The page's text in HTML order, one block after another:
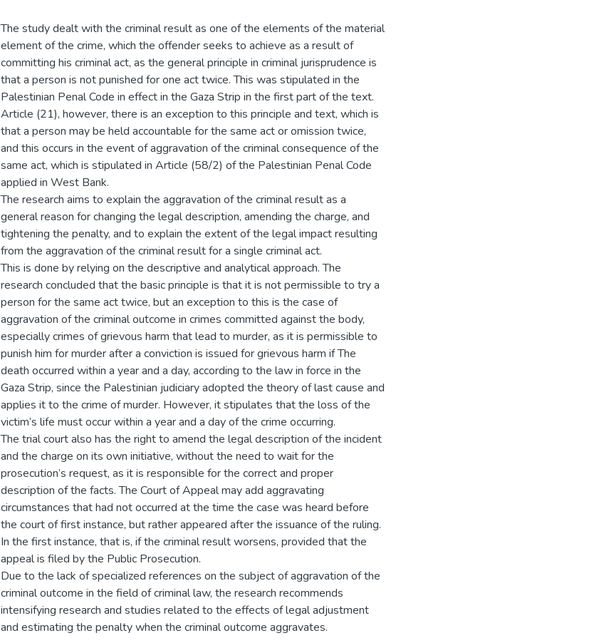
The study dealt with the criminal result as one of the elements of the material
element of the crime, which the offender seeks to achieve as a result of
committing his criminal act, as the general principle in criminal jurisprudence is
that a person is not punished for one act twice. This was stipulated in the
Palestinian Penal Code in effect in the Gaza Strip in the first part of the text.
Article (21), however, there is an exception to this principle and text, which is
that a person may be held accountable for the same act or omission twice,
and this occurs in the event of aggravation of the criminal consequence of the
same act, which is stipulated in Article (58/2) of the Palestinian Penal Code
applied in West Bank.
The research aims to explain the aggravation of the criminal result as a
general reason for changing the legal description, amending the charge, and
tightening the penalty, and to explain the extent of the legal impact resulting
from the aggravation of the criminal result for a single criminal act.
This is done by relying on the descriptive and analytical approach. The
research concluded that the basic principle is that it is not permissible to try a
person for the same act twice, but an exception to this is the case of
aggravation of the criminal outcome in crimes committed against the body,
especially crimes of grievous harm that lead to murder, as it is permissible to
punish him for murder after a conviction is issued for grievous harm if The
death occurred within a year and a day, according to the law in force in the
Gaza Strip, since the Palestinian judiciary adopted the theory of last cause and
applies it to the crime of murder. However, it stipulates that the loss of the
victim’s life must occur within a year and a day of the crime occurring.
The trial court also has the right to amend the legal description of the incident
and the charge on its own initiative, without the need to wait for the
prosecution’s request, as it is responsible for the correct and proper
description of the facts. The Court of Appeal may add aggravating
circumstances that had not occurred at the time the case was heard before
the court of first instance, but rather appeared after the issuance of the ruling.
In the first instance, that is, if the criminal result worsens, provided that the
appeal is filed by the Public Prosecution.
Due to the lack of specialized references on the subject of aggravation of the
criminal outcome in the field of criminal law, the research recommends
intensifying research and studies related to the effects of legal adjustment
and estimating the penalty when the criminal outcome aggravates.